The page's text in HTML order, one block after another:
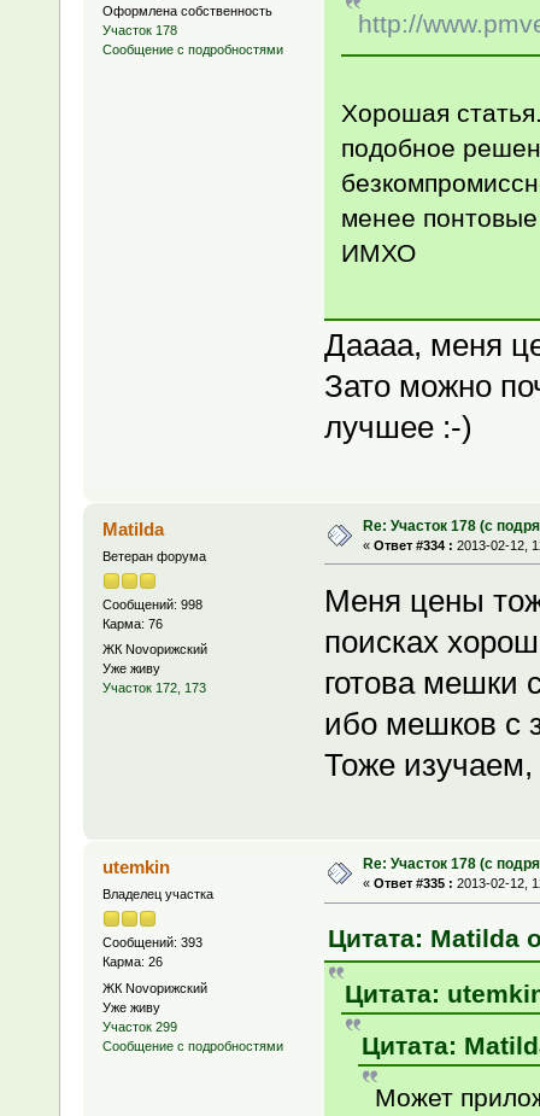
Оформлена собственность
Участок 178
Сообщение с подробностями
http://
Хорошая
подобное
менее
ИМХО
Даааа, меня
Зато можно
лучшее :-)
Matilda
Ветеран форума
Сообщений: 998
Карма: 76
ЖК Novoрижский
Уже живу
Участок 172, 173
Re: Участок 178 (с
« Ответ #334 : 2013-02-12,
Меня цены
поисках
готова мешки
ибо мешков с
Тоже
utemkin
Владелец участка
Сообщений: 393
Карма: 26
ЖК Novoрижский
Уже живу
Участок 299
Сообщение с подробностями
Re: Участок 178 (с
« Ответ #335 : 2013-02-12,
Цитата: Matilda
Цитата:
Цитата:
Может